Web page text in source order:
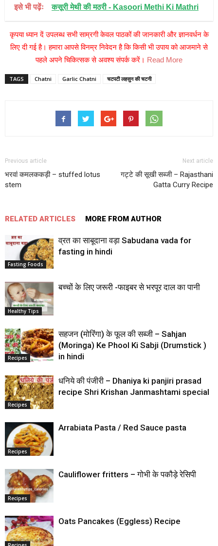
इसे भी पढ़ेंः कसूरी मेथी की मठरी - Kasoori Methi Ki Mathri
कृपया ध्यान दें उपलब्ध सभी साम्रगी केवल पाठकों की जानकारी और ज्ञानवर्धन के
लिए दी गई है। हमारा आपसे विनम्र निवेदन है कि किसी भी उपाय को आजमाने से
पहले अपने चिकित्सक से अवश्य संपर्क करें। Read More
TAGS Chatni Garlic Chatni चटपटी लहसुन की चटनी
Previous article
भरवां कमलककड़ी – stuffed lotus
stem
Next article
गट्टे की सूखी सब्जी – Rajasthani
Gatta Curry Recipe
RELATED ARTICLES MORE FROM AUTHOR
Fasting Foods
व्रत का साबूदाना वड़ा Sabudana vada for
fasting in hindi
Healthy Tips
बच्‍चों के लिए जरूरी -फाइबर से भरपूर दाल का पानी
Recipes
सहजन (मोरिंगा) के फूल की सब्जी – Sahjan
(Moringa) Ke Phool Ki Sabji (Drumstick )
in hindi
Recipes
धनिये की पंजीरी – Dhaniya ki panjiri prasad
recipe Shri Krishan Janmashtami special
Recipes
Arrabiata Pasta / Red Sauce pasta
Recipes
Cauliflower fritters – गोभी के पकौड़े रेसिपी
Oats Pancakes (Eggless) Recipe